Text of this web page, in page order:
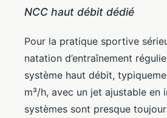
NCC haut débit dédié
Pour la pratique sportive
natation d’entraînement
système haut débit,
m³/h, avec un jet ajustable en
systèmes sont presque